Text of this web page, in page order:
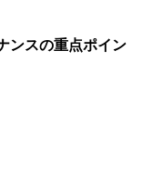
ンスの重点ポイン